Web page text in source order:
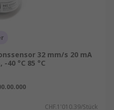
32 mm/s 20 mA
40 °C 85 °C
CHF.1'010.39/Stück